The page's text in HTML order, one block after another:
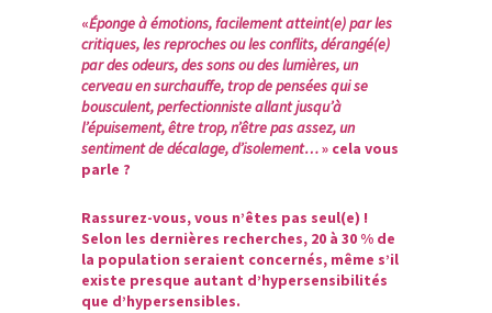
«Éponge à émotions, facilement atteint(e) par les
critiques, les reproches ou les conflits, dérangé(e)
par des odeurs, des sons ou des lumières, un
cerveau en surchauffe, trop de pensées qui se
bousculent, perfectionniste allant jusqu’à
l’épuisement, être trop, n’être pas assez, un
sentiment de décalage, d’isolement…» cela vous
parle ?
Rassurez-vous, vous n’êtes pas seul(e) !
Selon les dernières recherches, 20 à 30 % de
la population seraient concernés, même s’il
existe presque autant d’hypersensibilités
que d’hypersensibles.